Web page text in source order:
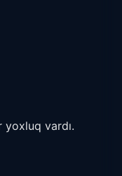
vardı.